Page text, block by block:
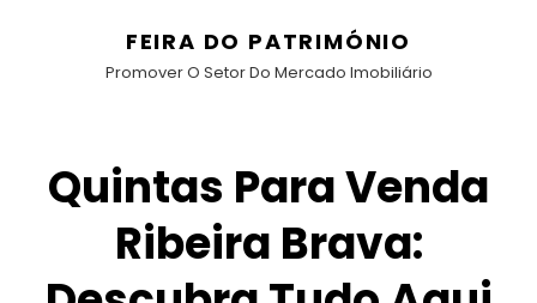
FEIRA DO PATRIMÓNIO
Promover O Setor Do Mercado Imobiliário
Quintas Para Venda
Ribeira Brava: